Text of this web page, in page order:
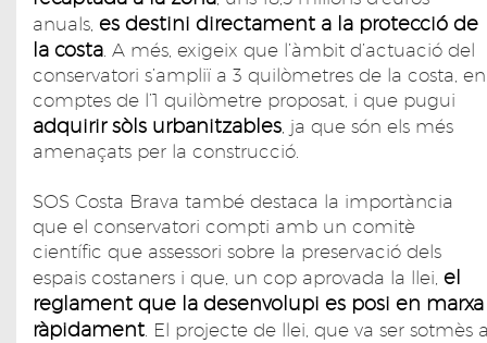
anuals, es destini directament a la protecció de
la costa. A més, exigeix que l’àmbit d’actuació del
conservatori s’ampliï a 3 quilòmetres de la costa, en
comptes de l’1 quilòmetre proposat, i que pugui
adquirir sòls urbanitzables, ja que són els més
amenaçats per la construcció.
SOS Costa Brava també destaca la importància
que el conservatori compti amb un comitè
científic que assessori sobre la preservació dels
espais costaners i que, un cop aprovada la llei, el
reglament que la desenvolupi es posi en marxa
ràpidament. El projecte de llei, que va ser sotmès